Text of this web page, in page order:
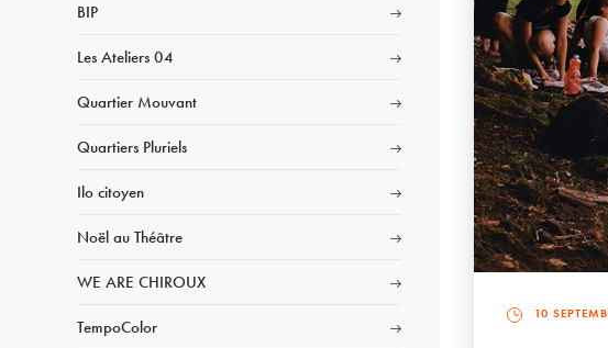
BIP
Les Ateliers 04
Quartier Mouvant
Quartiers Pluriels
Ilo citoyen
Noël au Théâtre
WE ARE CHIROUX
TempoColor
10